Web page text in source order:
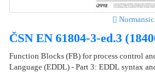
ČSN EN 61804-3-ed.3
Function Blocks (FB) for process control
Language (EDDL) - Part 3: EDDL syntax